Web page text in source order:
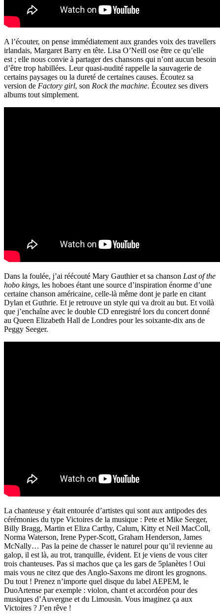
A l’écouter, on pense immédiatement aux grandes voix des travellers
irlandais, Margaret Barry en tête. Lisa O’Neill ose être ce qu’elle
est ; elle nous convie à partager des chansons qui n’ont aucun besoin
d’être trop habillées. Leur quasi-nudité rappelle la sauvagerie de
certains paysages ou la dureté de certaines causes. Écoutez sa
version de Factory girl, son Rock the machine. Écoutez ses divers
albums tout simplement.
Dans la foulée, j’ai réécouté Mary Gauthier et sa chanson Last of the
hobo kings, les hoboes étant une source d’inspiration énorme d’une
certaine chanson américaine, celle-là même dont je parle en citant
Dylan et Guthrie. Et je retrouve un style qui va droit au but. Et voilà
que j’enchaîne avec le double CD enregistré lors du concert donné
au Queen Elizabeth Hall de Londres pour les soixante-dix ans de
Peggy Seeger.
La chanteuse y était entourée d’artistes qui sont aux antipodes des
cérémonies du type Victoires de la musique : Pete et Mike Seeger,
Billy Bragg, Martin et Eliza Carthy, Calum, Kitty et Neil MacColl,
Norma Waterson, Irene Pyper-Scott, Graham Henderson, James
McNally… Pas la peine de chasser le naturel pour qu’il revienne au
galop, il est là, au trot, tranquille, évident. Et je viens de vous citer
trois chanteuses. Pas si machos que ça les gars de 5planètes ! Oui
mais vous ne citez que des Anglo-Saxons me diront les grognons.
Du tout ! Prenez n’importe quel disque du label AEPEM, le
DuoArtense par exemple : violon, chant et accordéon pour des
musiques d’Auvergne et du Limousin. Vous imaginez ça aux
Victoires ? J’en rêve !